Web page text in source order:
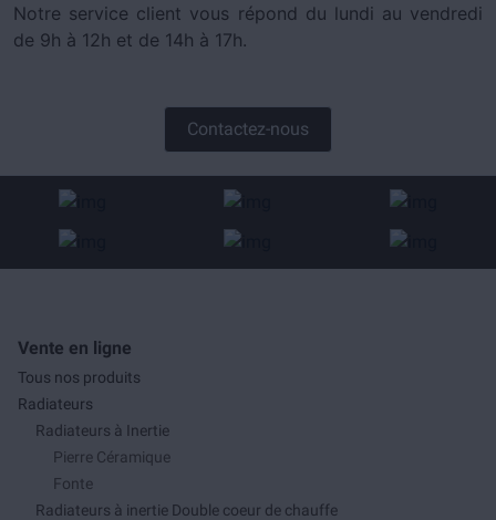
Notre service client vous répond du lundi au vendredi
de 9h à 12h et de 14h à 17h.
Contactez-nous
Vente en ligne
Tous nos produits
Radiateurs
Radiateurs à Inertie
Pierre Céramique
Fonte
Radiateurs à inertie Double coeur de chauffe